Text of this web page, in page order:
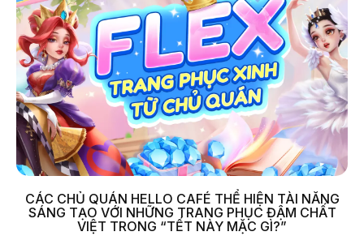
CÁC CHỦ QUÁN HELLO CAFÉ THỂ HIỆN TÀI NĂNG
SÁNG TẠO VỚI NHỮNG TRANG PHỤC ĐẬM CHẤT
VIỆT TRONG “TẾT NÀY MẶC GÌ?”